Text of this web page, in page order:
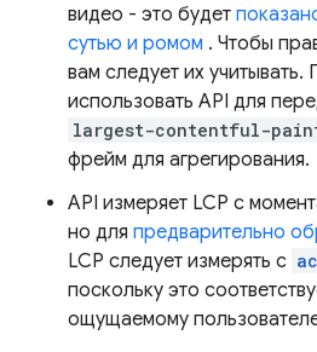
видео - это будет
сутью и ромом . Чтобы
вам следует их
использовать API для
largest-contentful-
фрейм для агрегирования.
API измеряет LCP с
но для предварительно
LCP следует измерять с
поскольку это
ощущаемому